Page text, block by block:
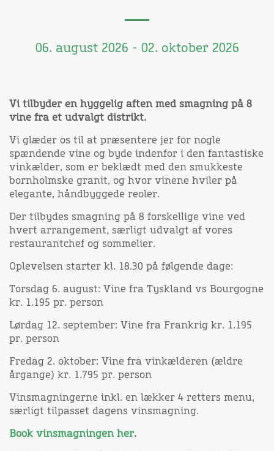
06. august 2026 - 02. oktober 2026
Vi tilbyder en hyggelig aften med smagning på 8
vine fra et udvalgt distrikt.
Vi glæder os til at præsentere jer for nogle
spændende vine og byde indenfor i den fantastiske
vinkælder, som er beklædt med den smukkeste
bornholmske granit, og hvor vinene hviler på
elegante, håndbyggede reoler.
Der tilbydes smagning på 8 forskellige vine ved
hvert arrangement, særligt udvalgt af vores
restaurantchef og sommelier.
Oplevelsen starter kl. 18.30 på følgende dage:
Torsdag 6. august: Vine fra Tyskland vs Bourgogne
kr. 1.195 pr. person
Lørdag 12. september: Vine fra Frankrig kr. 1.195
pr. person
Fredag 2. oktober: Vine fra vinkælderen (ældre
årgange) kr. 1.795 pr. person
Vinsmagningerne inkl. en lækker 4 retters menu,
særligt tilpasset dagens vinsmagning.
Book vinsmagningen her.